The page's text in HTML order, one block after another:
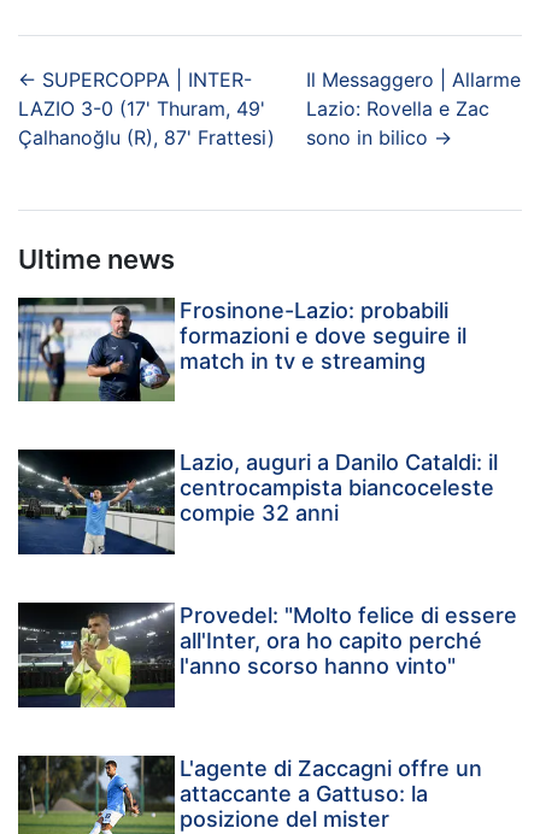
← SUPERCOPPA | INTER-
LAZIO 3-0 (17' Thuram, 49'
Çalhanoğlu (R), 87' Frattesi)
Il Messaggero | Allarme
Lazio: Rovella e Zac
sono in bilico →
Ultime news
Frosinone-Lazio: probabili
formazioni e dove seguire il
match in tv e streaming
Lazio, auguri a Danilo Cataldi: il
centrocampista biancoceleste
compie 32 anni
Provedel: "Molto felice di essere
all'Inter, ora ho capito perché
l'anno scorso hanno vinto"
L'agente di Zaccagni offre un
attaccante a Gattuso: la
posizione del mister